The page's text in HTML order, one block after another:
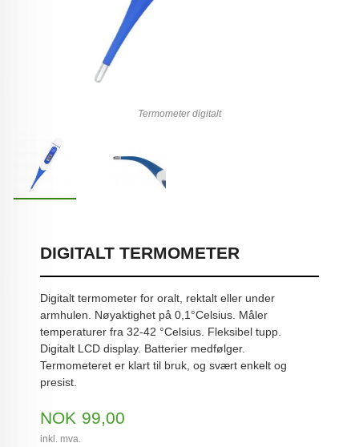
Termometer digitalt
DIGITALT TERMOMETER
Digitalt termometer for oralt, rektalt eller under
armhulen. Nøyaktighet på 0,1°Celsius. Måler
temperaturer fra 32-42 °Celsius. Fleksibel tupp.
Digitalt LCD display. Batterier medfølger.
Termometeret er klart til bruk, og svært enkelt og
presist.
Pris
NOK 99,00
inkl. mva.